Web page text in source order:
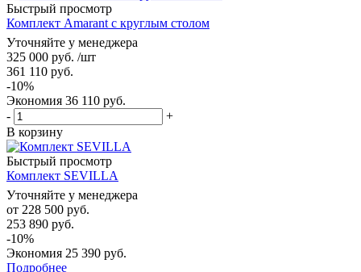
Быстрый просмотр
Комплект Amarant с круглым столом
Уточняйте у менеджера
325 000 руб. /шт
361 110 руб.
-10%
Экономия 36 110 руб.
-
+
В корзину
Быстрый просмотр
Комплект SEVILLA
Уточняйте у менеджера
от 228 500 руб.
253 890 руб.
-10%
Экономия 25 390 руб.
Подробнее